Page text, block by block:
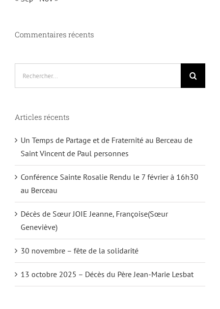
Commentaires récents
Articles récents
Un Temps de Partage et de Fraternité au Berceau de
Saint Vincent de Paul personnes
Conférence Sainte Rosalie Rendu le 7 février à 16h30
au Berceau
Décès de Sœur JOIE Jeanne, Françoise(Sœur
Geneviève)
30 novembre – fête de la solidarité
13 octobre 2025 – Décès du Père Jean-Marie Lesbat